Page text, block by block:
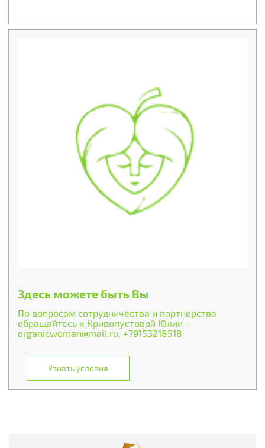
Здесь можете быть Вы
По вопросам сотрудничества и партнерства
обращайтесь к Кривопустовой Юлии -
organicwoman@mail.ru, +79153218518
Узнать условия